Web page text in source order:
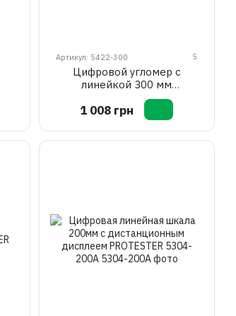
Артикул: 5422-300 5
Цифровой угломер с
линейкой 300 мм
PROTESTER 5422-300
1 008 грн